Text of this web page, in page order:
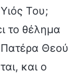
Του;
το θέλημα
Θεού
και ο